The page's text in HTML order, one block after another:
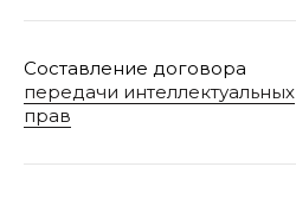
Составление договора
передачи интеллектуальных
прав